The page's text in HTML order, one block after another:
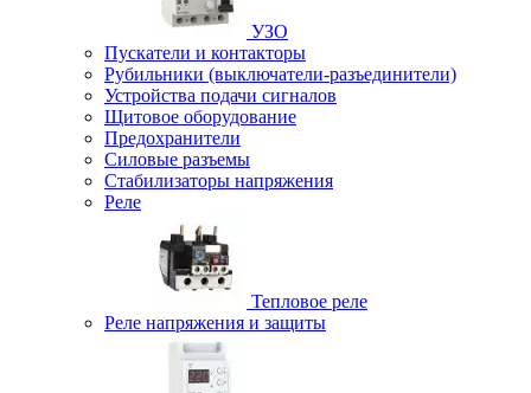
УЗО
Пускатели и контакторы
Рубильники (выключатели-разъединители)
Устройства подачи сигналов
Щитовое оборудование
Предохранители
Силовые разъемы
Стабилизаторы напряжения
Реле
Тепловое реле
Реле напряжения и защиты